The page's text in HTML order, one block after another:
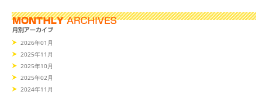
2026年01月
2025年11月
2025年10月
2025年02月
2024年11月